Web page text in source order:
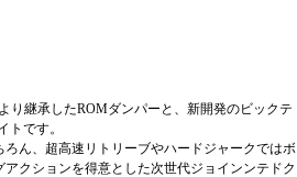
り継承したROMダンパーと、新開発のビックテ
トです。
ん、超高速リトリーブやハードジャークではボ
クションを得意とした次世代ジョインンテドク